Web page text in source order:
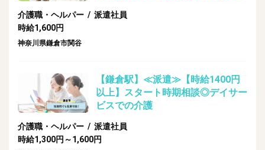
ーの業務
介護職・ヘルパー / 派遣社員
時給1,600円
神奈川県鎌倉市関谷
【鎌倉駅】≪派遣≫【時給1400円
以上】スタート時期相談◎デイサー
ビスでの介護
介護職・ヘルパー / 派遣社員
時給1,300円～1,600円